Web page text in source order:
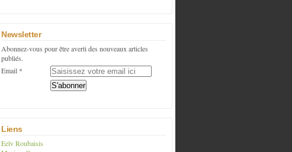
Newsletter
Abonnez-vous pour être averti des nouveaux articles
publiés.
Email
Liens
Eelv Roubaisis